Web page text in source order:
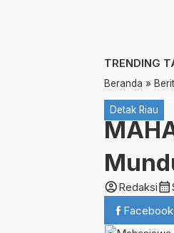
TRENDING
Beranda »
Detak Riau
account_circleRedaksicalendar_month
Facebook